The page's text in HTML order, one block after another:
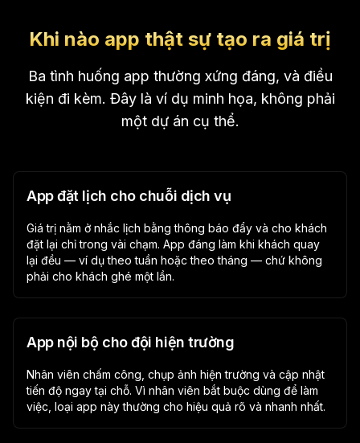
Khi nào app thật sự tạo ra giá trị
Ba tình huống app thường xứng đáng, và điều
kiện đi kèm. Đây là ví dụ minh họa, không phải
một dự án cụ thể.
App đặt lịch cho chuỗi dịch vụ
Giá trị nằm ở nhắc lịch bằng thông báo đẩy và cho khách
đặt lại chỉ trong vài chạm. App đáng làm khi khách quay
lại đều — ví dụ theo tuần hoặc theo tháng — chứ không
phải cho khách ghé một lần.
App nội bộ cho đội hiện trường
Nhân viên chấm công, chụp ảnh hiện trường và cập nhật
tiến độ ngay tại chỗ. Vì nhân viên bắt buộc dùng để làm
việc, loại app này thường cho hiệu quả rõ và nhanh nhất.